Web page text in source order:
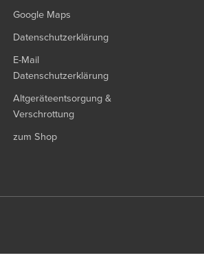
Google Maps
Datenschutzerklärung
E-Mail
Datenschutzerklärung
Altgeräteentsorgung &
Verschrottung
zum Shop